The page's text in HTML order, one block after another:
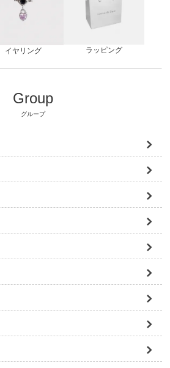
イヤリング ラッピング
Group
グループ